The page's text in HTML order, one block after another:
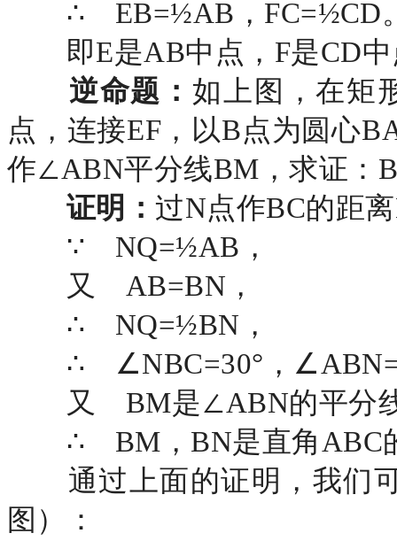
∴ EB=½AB，FC=½CD
即E是AB中点，F是CD
逆命题： 如上图，在矩
点，连接EF，以B点为圆心
作∠ABN平分线BM，求证：
证明：过N点作BC的距
∵ NQ=½AB，
又 AB=BN，
∴ NQ=½BN，
∴ ∠NBC=30°，
又 BM是∠ABN的平分
∴ BM，BN是直角ABC
通过上面的证明，我们
图）：